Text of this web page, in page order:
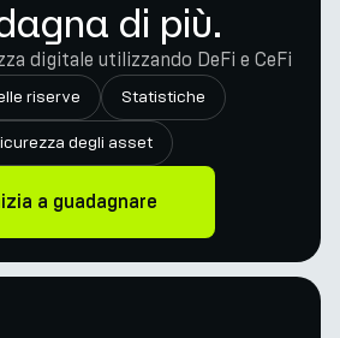
di più.
digitale utilizzando DeFi e CeFi
riserve Statistiche
degli asset
a guadagnare